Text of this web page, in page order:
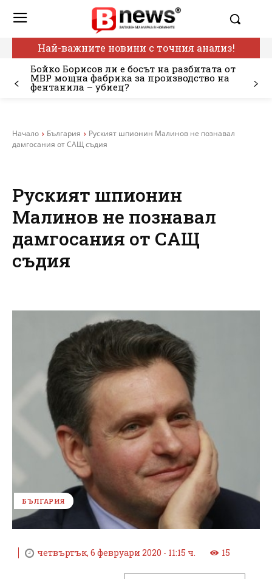
Най-важните новини с точния анализ!
Бойко Борисов ли е босът на разбитата от
МВР мощна фабрика за производство на
фентанила – убиец?
Начало България
Руският шпионин Малинов не познавал
дамгосания от САЩ съдия
Руският шпионин
Малинов не познавал
дамгосания от САЩ
съдия
БЪЛГАРИЯ
четвъртък, 6 февруари 2020 - 11:15 ч. 15